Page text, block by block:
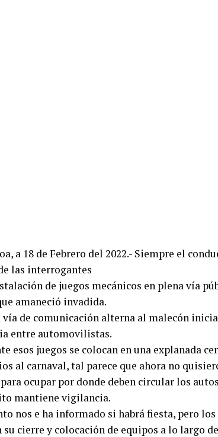
a 18 de Febrero del 2022.- Siempre el
las interrogantes
de juegos mecánicos en plena vía
amaneció invadida.
vía de comunicación alterna al malecón
entre automovilistas.
esos juegos se colocan en una explanada
al carnaval, tal parece que ahora no
ocupar por donde deben circular los
mantiene vigilancia.
nos e ha informado si habrá fiesta, pero los
su cierre y colocación de equipos a lo largo